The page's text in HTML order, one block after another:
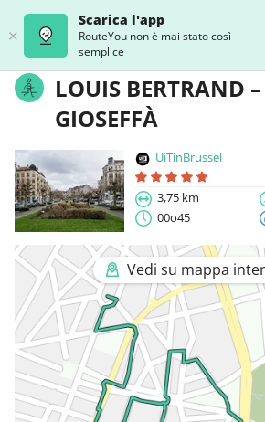
Scarica l'app
RouteYou non è mai stato così
semplice
LOUIS BERTRAND –
GIOSEFFÀ
UiTinBrussel
3,75 km
00o45
Vedi su mappa